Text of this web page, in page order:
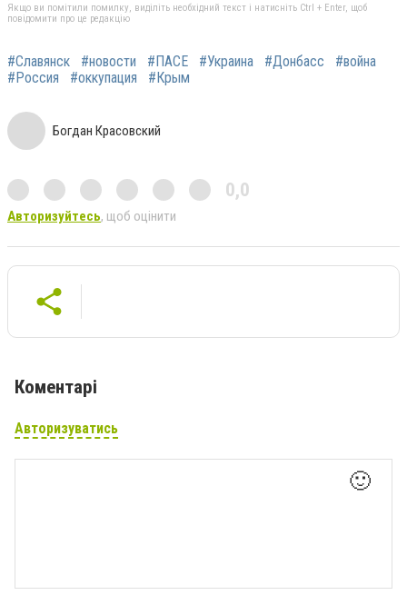
Якщо ви помітили помилку, виділіть необхідний текст і натисніть Ctrl + Enter, щоб
повідомити про це редакцію
#Славянск #новости #ПАСЕ #Украина #Донбасс
#война
#Россия
#оккупация #Крым
Богдан Красовский
0,0
Авторизуйтесь, щоб оцінити
Коментарі
Авторизуватись
🙂